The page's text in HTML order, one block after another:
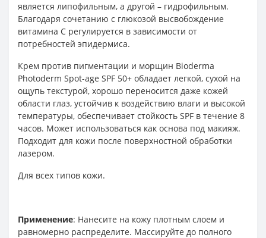
является липофильным, а другой – гидрофильным.
Благодаря сочетанию с глюкозой высвобождение
витамина С регулируется в зависимости от
потребностей эпидермиса.
Крем против пигментации и морщин Bioderma
Photoderm Spot-age SPF 50+ обладает легкой, сухой на
ощупь текстурой, хорошо переносится даже кожей
области глаз, устойчив к воздействию влаги и высокой
температуры, обеспечивает стойкость SPF в течение 8
часов. Может использоваться как основа под макияж.
Подходит для кожи после поверхностной обработки
лазером.
Для всех типов кожи.
Применение: Нанесите на кожу плотным слоем и
равномерно распределите. Массируйте до полного